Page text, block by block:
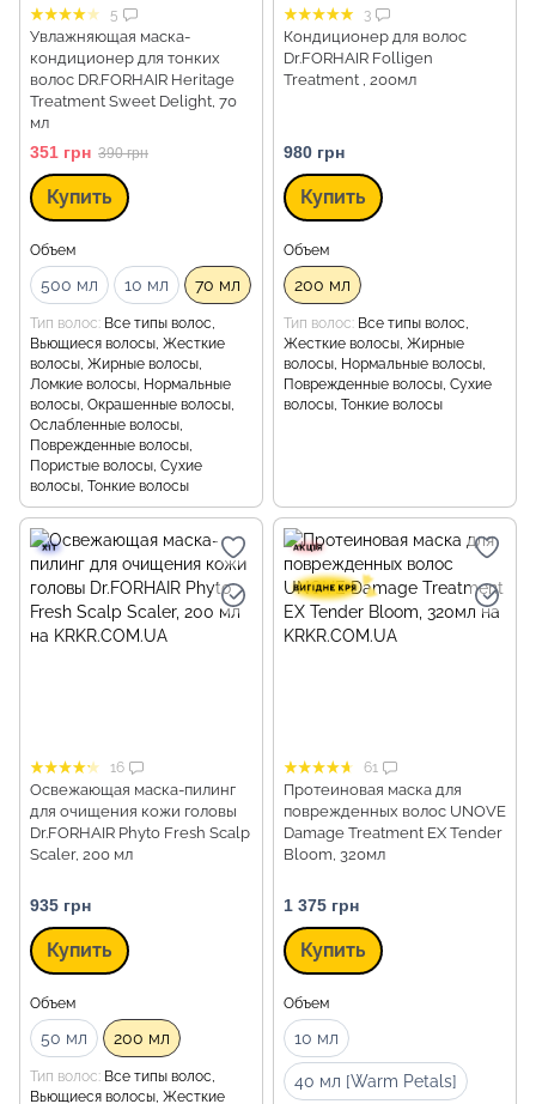
5
Увлажняющая маска-
кондиционер для тонких
волос DR.FORHAIR Heritage
Treatment Sweet Delight, 70
мл
351 грн 390 грн
Купить
Объем
500 мл 10 мл 70 мл
Тип волос Все типы волос,
Вьющиеся волосы, Жесткие
волосы, Жирные волосы,
Ломкие волосы, Нормальные
волосы, Окрашенные волосы,
Ослабленные волосы,
Поврежденные волосы,
Пористые волосы, Сухие
волосы, Тонкие волосы
3
Кондиционер для волос
Dr.FORHAIR Folligen
Treatment , 200мл
980 грн
Купить
Объем
200 мл
Тип волос Все типы волос,
Жесткие волосы, Жирные
волосы, Нормальные волосы,
Поврежденные волосы, Сухие
волосы, Тонкие волосы
16
Освежающая маска-пилинг
для очищения кожи головы
Dr.FORHAIR Phyto Fresh Scalp
Scaler, 200 мл
935 грн
Купить
Объем
50 мл 200 мл
Тип волос Все типы волос,
Вьющиеся волосы, Жесткие
61
Протеиновая маска для
поврежденных волос UNOVE
Damage Treatment EX Tender
Bloom, 320мл
1 375 грн
Купить
Объем
10 мл
40 мл [Warm Petals]